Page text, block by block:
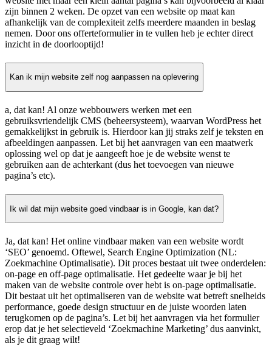
zijn binnen 2 weken. De opzet van een website op maat kan
afhankelijk van de complexiteit zelfs meerdere maanden in beslag
nemen. Door ons offerteformulier in te vullen heb je echter direct
inzicht in de doorlooptijd!
Kan ik mijn website zelf nog aanpassen na oplevering
a, dat kan! Al onze webbouwers werken met een
gebruiksvriendelijk CMS (beheersysteem), waarvan WordPress het
gemakkelijkst in gebruik is. Hierdoor kan jij straks zelf je teksten en
afbeeldingen aanpassen. Let bij het aanvragen van een maatwerk
oplossing wel op dat je aangeeft hoe je de website wenst te
gebruiken aan de achterkant (dus het toevoegen van nieuwe
pagina’s etc).
Ik wil dat mijn website goed vindbaar is in Google, kan dat?
Ja, dat kan! Het online vindbaar maken van een website wordt
‘SEO’ genoemd. Oftewel, Search Engine Optimization (NL:
Zoekmachine Optimalisatie). Dit proces bestaat uit twee onderdelen:
on-page en off-page optimalisatie. Het gedeelte waar je bij het
maken van de website controle over hebt is on-page optimalisatie.
Dit bestaat uit het optimaliseren van de website wat betreft snelheids
performance, goede design structuur en de juiste woorden laten
terugkomen op de pagina’s. Let bij het aanvragen via het formulier
erop dat je het selectieveld ‘Zoekmachine Marketing’ dus aanvinkt,
als je dit graag wilt!